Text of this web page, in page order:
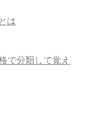
は
で分類して覚え